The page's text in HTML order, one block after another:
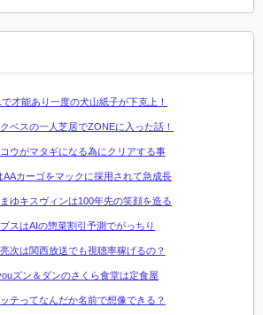
才能あり一度の犬山紙子が下克上！
ベスの一人芝居でZONEに入った話！
ウがマタギになる為にクリアする事
カーゴをマックに採用されて急成長
ゆキスヴィンは100年先の笑顔を造る
スはAIの惣菜割引予測でがっちり
次は関西放送でも視聴率稼げるの？
ズン＆ダンのさくら食堂は定食屋
テってなんだか名前で想像できる？